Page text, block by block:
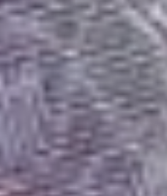
доставки выпадает
пенсию в обычные сроки.
Пенсии жителям края
и автономии, которые
получают выплаты
доставляются
в зависимости от графика
почтового отделения.
— А когда работающий
пенсионер начнет
получать полный размер
пенсии с учетом всех
пропущенных